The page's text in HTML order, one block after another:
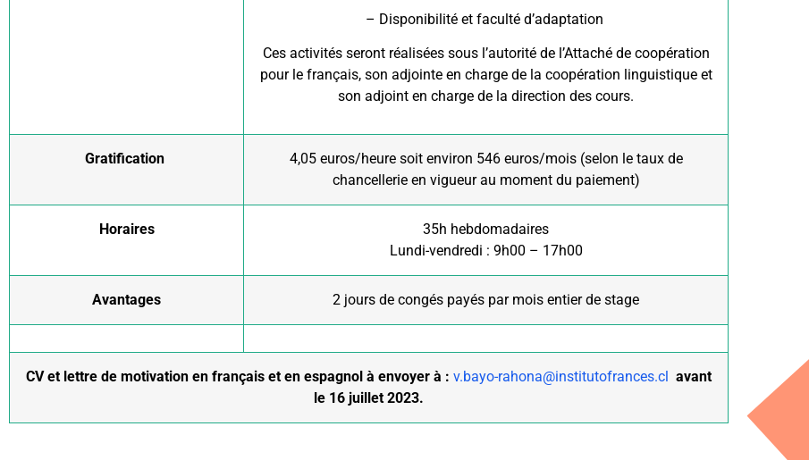
– Disponibilité et faculté d’adaptation
Ces activités seront réalisées sous l’autorité de l’Attaché de coopération
pour le français, son adjointe en charge de la coopération linguistique et
son adjoint en charge de la direction des cours.
Gratification
4,05 euros/heure soit environ 546 euros/mois (selon le taux de
chancellerie en vigueur au moment du paiement)
Horaires
35h hebdomadaires
Lundi-vendredi : 9h00 – 17h00
Avantages 2 jours de congés payés par mois entier de stage
CV et lettre de motivation en français et en espagnol à envoyer à : v.bayo-rahona@institutofrances.cl avant
le 16 juillet 2023.